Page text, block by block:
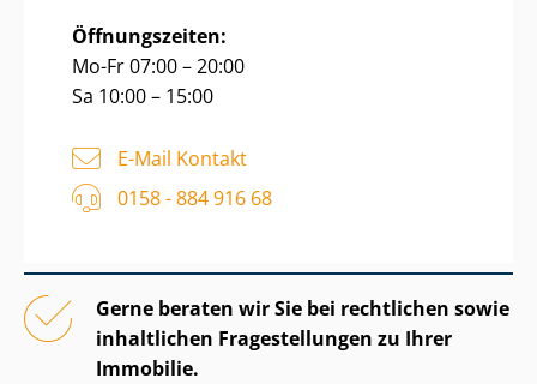
Öffnungszeiten:
Mo-Fr 07:00 – 20:00
Sa 10:00 – 15:00
E-Mail Kontakt
0158 - 884 916 68
Gerne beraten wir Sie bei rechtlichen sowie
inhaltlichen Fragestellungen zu Ihrer
Immobilie.